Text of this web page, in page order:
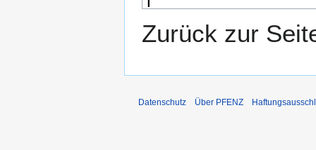
Zurück zur
Datenschutz Über PFENZ